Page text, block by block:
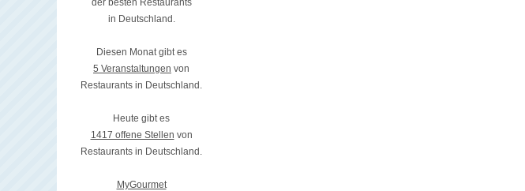
der besten Restaurants
in Deutschland.
Diesen Monat gibt es
5 Veranstaltungen von
Restaurants in Deutschland.
Heute gibt es
1417 offene Stellen von
Restaurants in Deutschland.
MyGourmet